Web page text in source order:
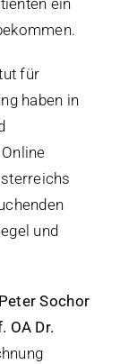
ein
für
haben in
und
Sochor
OA Dr.